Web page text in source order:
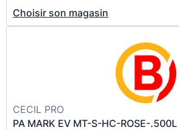
Choisir son magasin
CECIL PRO
PA MARK EV MT-S-HC-ROSE-.500L